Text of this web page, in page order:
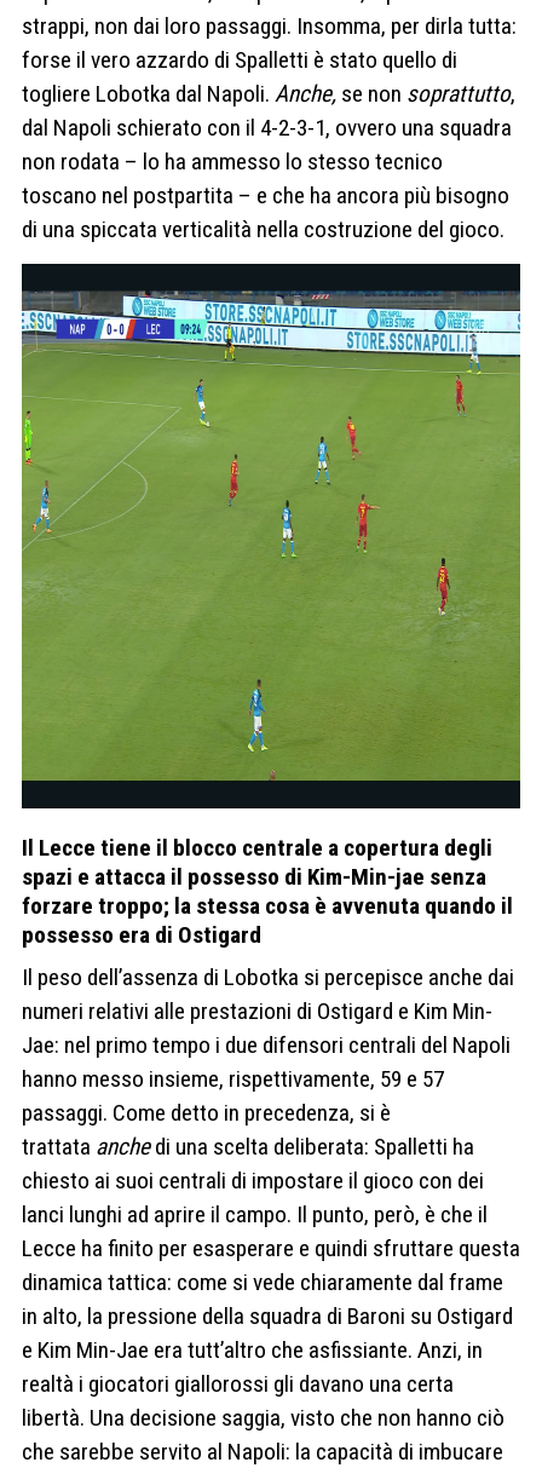
strappi, non dai loro passaggi. Insomma, per dirla tutta:
forse il vero azzardo di Spalletti è stato quello di
togliere Lobotka dal Napoli. Anche, se non soprattutto,
dal Napoli schierato con il 4-2-3-1, ovvero una squadra
non rodata – lo ha ammesso lo stesso tecnico
toscano nel postpartita – e che ha ancora più bisogno
di una spiccata verticalità nella costruzione del gioco.
Il Lecce tiene il blocco centrale a copertura degli
spazi e attacca il possesso di Kim-Min-jae senza
forzare troppo; la stessa cosa è avvenuta quando il
possesso era di Ostigard
Il peso dell’assenza di Lobotka si percepisce anche dai
numeri relativi alle prestazioni di Ostigard e Kim Min-
Jae: nel primo tempo i due difensori centrali del Napoli
hanno messo insieme, rispettivamente, 59 e 57
passaggi. Come detto in precedenza, si è
trattata anchedi una scelta deliberata: Spalletti ha
chiesto ai suoi centrali di impostare il gioco con dei
lanci lunghi ad aprire il campo. Il punto, però, è che il
Lecce ha finito per esasperare e quindi sfruttare questa
dinamica tattica: come si vede chiaramente dal frame
in alto, la pressione della squadra di Baroni su Ostigard
e Kim Min-Jae era tutt’altro che asfissiante. Anzi, in
realtà i giocatori giallorossi gli davano una certa
libertà. Una decisione saggia, visto che non hanno ciò
che sarebbe servito al Napoli: la capacità di imbucare